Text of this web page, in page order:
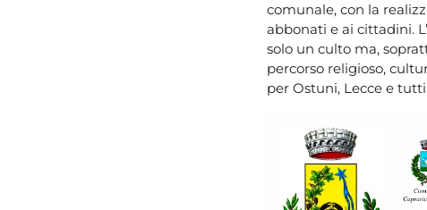
comunale, con la
abbonati e ai cittadini.
solo un culto ma,
percorso religioso,
per Ostuni, Lecce e